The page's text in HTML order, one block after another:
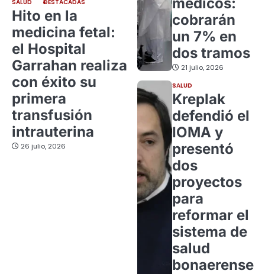
SALUD DESTACADAS
Hito en la
medicina fetal:
el Hospital
Garrahan realiza
con éxito su
primera
transfusión
intrauterina
26 julio, 2026
cobrarán
un 7% en
dos tramos
21 julio, 2026
SALUD
Kreplak
defendió el
IOMA y
presentó
dos
proyectos
para
reformar el
sistema de
salud
bonaerense